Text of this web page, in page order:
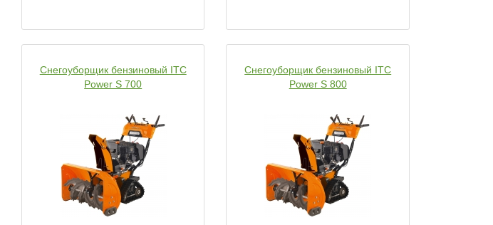
Снегоуборщик бензиновый ITC
Power S 700
Снегоуборщик бензиновый ITC
Power S 800